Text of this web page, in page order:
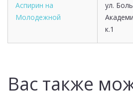
Аспирин на
Молодежной
ул.
к.1
Вас также